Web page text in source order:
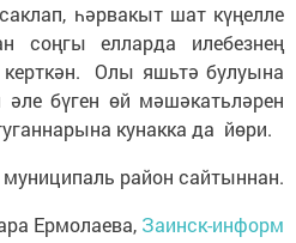
һәрвакыт шат күңелле
соңгы елларда илебезнең
Олы яшьтә булуына
бүген өй мәшәкатьләрен
кунакка да йөри.
район сайтыннан.
Ермолаева, Заинск-информ